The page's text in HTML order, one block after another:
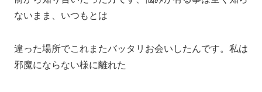
ないまま、いつもとは
違った場所でこれまたバッタリお会いしたんです。私は
邪魔にならない様に離れた